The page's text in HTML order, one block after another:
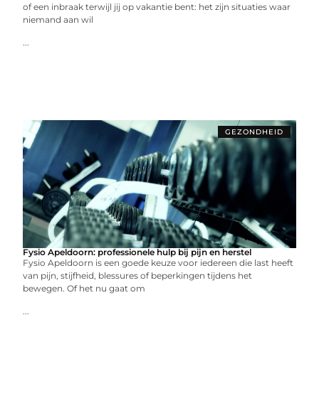
of een inbraak terwijl jij op vakantie bent: het zijn situaties waar
niemand aan wil
...
GEZONDHEID
Fysio Apeldoorn: professionele hulp bij pijn en herstel
Fysio Apeldoorn is een goede keuze voor iedereen die last heeft
van pijn, stijfheid, blessures of beperkingen tijdens het
bewegen. Of het nu gaat om
...